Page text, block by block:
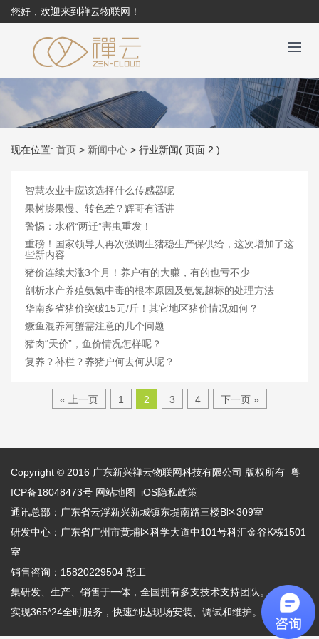
您好，欢迎来到禅云物联网！
现在位置: 首页 > 新闻中心 > 行业新闻( 页面 2 )
智慧农业中应该选择什么传感器呢
果树膨果慢、转色差？辉哥有话讲
警惕：水稻“两迁”害虫重发！
重磅！国家领导人再次强调生猪稳生产保供给，这次增加了这
些新内容
猪价连续大涨3个月！养户有的大赚，有的也亏不少
剖析水产养殖氨氮中毒的根本原因及氨氮超标的处理方法
华南多省猪价突破15元/斤！其它地区猪价情况如何？
鳜鱼混养河蟹需注意的几个问题
猪肉“天价”，鱼价情况怎样呢？
复养？补栏？养猪户何去何从呢？
« 上一页 1 2 3 4 下一页 »
Copyright © 2016 广东新兴禅云物联网科技有限公司 版权所有 粤
ICP备18048473号 网站地图
iOS隐私政策
通讯总部：广东省云浮新兴新城镇东堤南路三楼B区309室
研发中心：广东省广州市黄埔区科学大道中101号科汇金谷K栋1501
室
销售咨询：15820229504 彭工
集研发、生产、销售于一体，全国拥有多支技术支持团队。
实现365*24全时服务，快速到达现场安装、调试和维护。